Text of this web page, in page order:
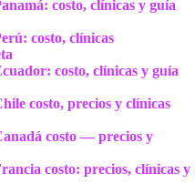
costo, clínicas y guía
costo, clínicas
costo, clínicas y guía
costo, precios y clínicas
costo — precios y
costo: precios, clínicas y